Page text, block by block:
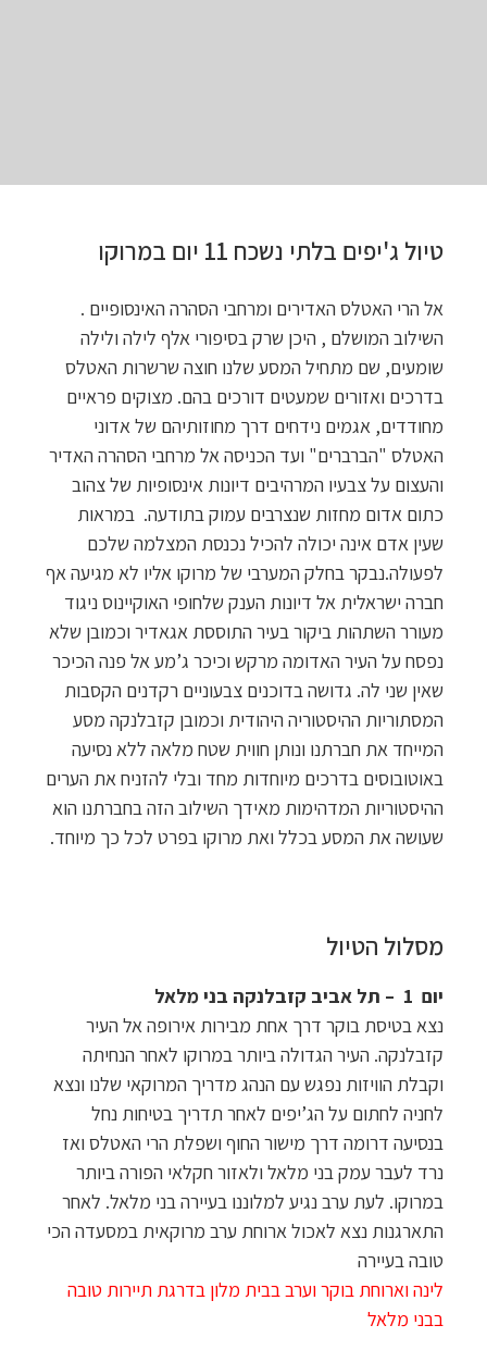
טיול ג'יפים בלתי נשכח 11 יום במרוקו
אל הרי האטלס האדירים ומרחבי הסהרה האינסופיים .
השילוב המושלם , היכן שרק בסיפורי אלף לילה ולילה
שומעים, שם מתחיל המסע שלנו חוצה שרשרות האטלס
בדרכים ואזורים שמעטים דורכים בהם. מצוקים פראיים
מחודדים, אגמים נידחים דרך מחוזותיהם של אדוני
האטלס "הברברים" ועד הכניסה אל מרחבי הסהרה האדיר
והעצום על צבעיו המרהיבים דיונות אינסופיות של צהוב
כתום אדום מחזות שנצרבים עמוק בתודעה. במראות
שעין אדם אינה יכולה להכיל נכנסת המצלמה שלכם
לפעולה.נבקר בחלק המערבי של מרוקו אליו לא מגיעה אף
חברה ישראלית אל דיונות הענק שלחופי האוקיינוס ניגוד
מעורר השתהות ביקור בעיר התוססת אגאדיר וכמובן שלא
נפסח על העיר האדומה מרקש וכיכר ג’מע אל פנה הכיכר
שאין שני לה. גדושה בדוכנים צבעוניים רקדנים הקסבות
המסתוריות ההיסטוריה היהודית וכמובן קזבלנקה מסע
המייחד את חברתנו ונותן חווית שטח מלאה ללא נסיעה
באוטובוסים בדרכים מיוחדות מחד ובלי להזניח את הערים
ההיסטוריות המדהימות מאידך השילוב הזה בחברתנו הוא
שעושה את המסע בכלל ואת מרוקו בפרט לכל כך מיוחד.
מסלול הטיול
יום 1 –
תל אביב קזבלנקה בני מלאל
נצא בטיסת בוקר דרך אחת מבירות אירופה אל העיר
קזבלנקה. העיר הגדולה ביותר במרוקו לאחר הנחיתה
וקבלת הוויזות נפגש עם הנהג מדריך המרוקאי שלנו ונצא
לחניה לחתום על הג’יפים לאחר תדריך בטיחות נחל
בנסיעה דרומה דרך מישור החוף ושפלת הרי האטלס ואז
נרד לעבר עמק בני מלאל ולאזור חקלאי הפורה ביותר
במרוקו. לעת ערב נגיע למלוננו בעיירה בני מלאל. לאחר
התארגנות נצא לאכול ארוחת ערב מרוקאית במסעדה הכי
טובה בעיירה
לינה וארוחת בוקר וערב בבית מלון בדרגת תיירות טובה
בבני מלאל